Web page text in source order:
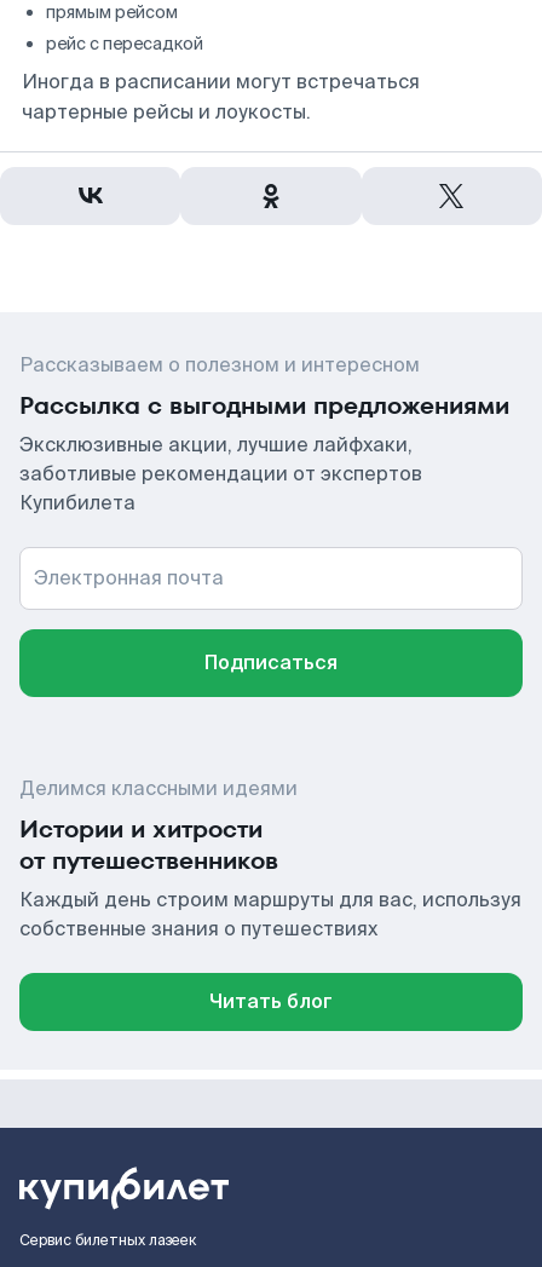
прямым рейсом
рейс с пересадкой
Иногда в расписании могут встречаться
чартерные рейсы и лоукосты.
Рассказываем о полезном и интересном
Рассылка с выгодными предложениями
Эксклюзивные акции, лучшие лайфхаки,
заботливые рекомендации от экспертов
Купибилета
Электронная почта
Подписаться
Делимся классными идеями
Истории и хитрости
от путешественников
Каждый день строим маршруты для вас, используя
собственные знания о путешествиях
Читать блог
Сервис билетных лазеек